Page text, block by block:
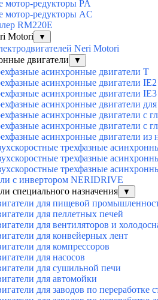
мотор-редукторы PA
мотор-редукторы AC
RM220E
Motori
▼
Neri Motori
двигатели
▼
асинхронные двигатели Т
асинхронные двигатели
асинхронные двигатели
асинхронные двигатели
асинхронные двигатели с
асинхронные двигатели с
асинхронные двигатели
трехфазные
трехфазные
трехфазные
с инвертором NERIDRIVE
специального назначения
▼
для пищевой
для пеллетных печей
для вентиляторов и
для конвейерных лент
для компрессоров
для насосов
для сушильной печи
для автомойки
для заводов по переработке